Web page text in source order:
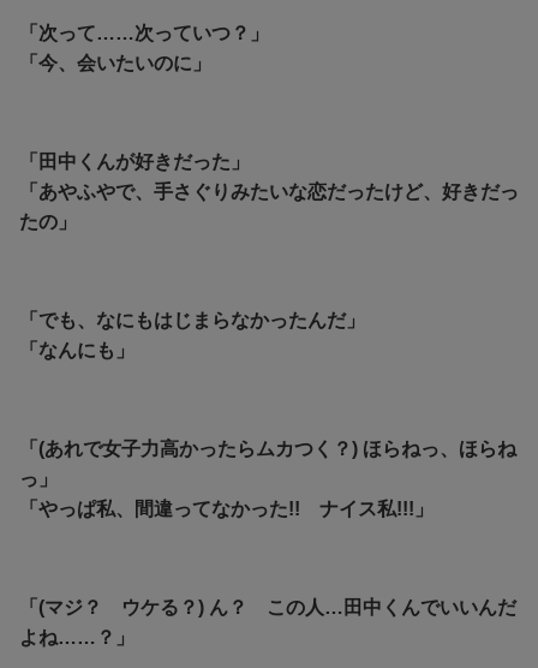
「次って……次っていつ？」
「今、会いたいのに」
「田中くんが好きだった」
「あやふやで、手さぐりみたいな恋だったけど、好きだっ
たの」
「でも、なにもはじまらなかったんだ」
「なんにも」
「(あれで女子力高かったらムカつく？) ほらねっ、ほらね
っ」
「やっぱ私、間違ってなかった!! ナイス私!!!」
「(マジ？ ウケる？) ん？ この人…田中くんでいいんだ
よね……？」